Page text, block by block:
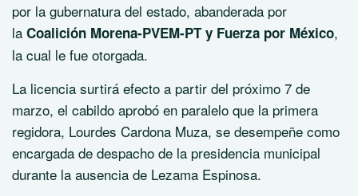
por la gubernatura del estado, abanderada por
la Coalición Morena-PVEM-PT y Fuerza por México,
la cual le fue otorgada.
La licencia surtirá efecto a partir del próximo 7 de
marzo, el cabildo aprobó en paralelo que la primera
regidora, Lourdes Cardona Muza, se desempeñe como
encargada de despacho de la presidencia municipal
durante la ausencia de Lezama Espinosa.